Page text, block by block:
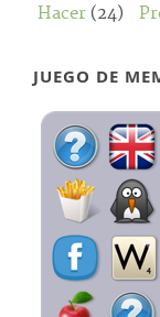
Hacer (24)
JUEGO DE